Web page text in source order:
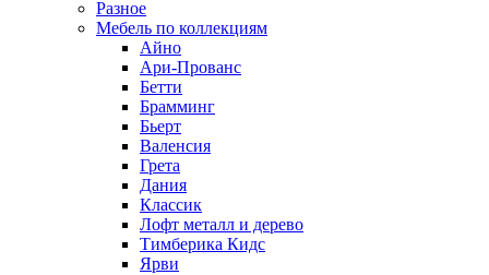
Разное
Мебель по коллекциям
Айно
Ари-Прованс
Бетти
Брамминг
Бьерт
Валенсия
Грета
Дания
Классик
Лофт металл и дерево
Тимберика Кидс
Ярви